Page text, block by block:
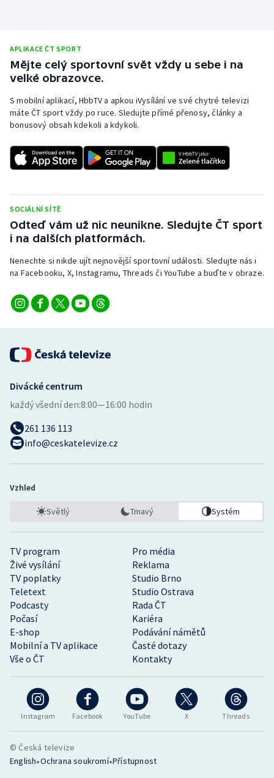
APLIKACE ČT SPORT
Mějte celý sportovní svět vždy u sebe i na
velké obrazovce.
S mobilní aplikací, HbbTV a apkou iVysílání ve své chytré televizi
máte ČT sport vždy po ruce. Sledujte přímé přenosy, články a
bonusový obsah kdekoli a kdykoli.
SOCIÁLNÍ SÍTĚ
Odteď vám už nic neunikne. Sledujte ČT sport
i na dalších platformách.
Nenechte si nikde ujít nejnovější sportovní události. Sledujte nás i
na Facebooku, X, Instagramu, Threads či YouTube a buďte v obraze.
Instagram Facebook YouTube X Threads
TV program
Pro média
Živé vysílání
Reklama
TV poplatky
Studio Brno
Teletext
Studio Ostrava
Podcasty
Rada ČT
Počasí
Kariéra
E-shop
Podávání námětů
Mobilní a TV aplikace
Časté dotazy
Vše o ČT
Kontakty
Divácké centrum
každý všední den:8:00—16:00 hodin
261 136 113
info@ceskatelevize.cz
Vzhled
Světlý Tmavý Systém
© Česká televize
English•Ochrana soukromí•Přístupnost